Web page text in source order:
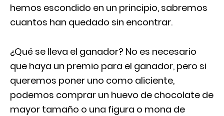
hemos escondido en un principio, sabremos
cuantos han quedado sin encontrar.
¿Qué se lleva el ganador? No es necesario
que haya un premio para el ganador, pero si
queremos poner uno como aliciente,
podemos comprar un huevo de chocolate de
mayor tamaño o una figura o mona de